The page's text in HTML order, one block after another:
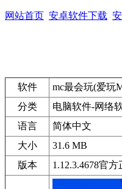
网站首页 安卓软件下载
软件
mc最会玩(爱玩
分类
电脑软件-网络
语言
简体中文
大小
31.6 MB
版本
1.12.3.4678官方